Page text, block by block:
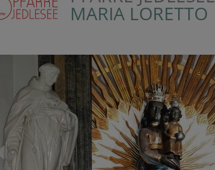
MARIA LORETTO